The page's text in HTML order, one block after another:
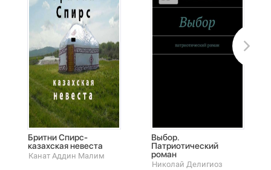
Бритни Спирс-
казахская невеста
Канат Аддин Малим
Выбор.
Патриотический
роман
Николай Делигиоз